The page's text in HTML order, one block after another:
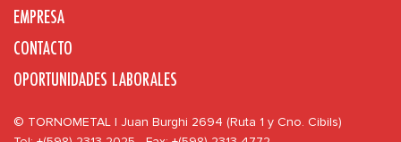
EMPRESA
CONTACTO
OPORTUNIDADES LABORALES
© TORNOMETAL | Juan Burghi 2694 (Ruta 1 y Cno. Cibils)